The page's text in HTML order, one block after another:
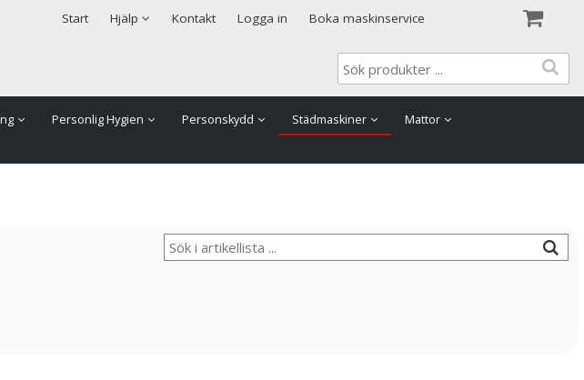
Start Hjälp
Säkerhet & Cookies Kontakt Logga in Boka maskinservice
Personlig Hygien Personskydd Städmaskiner
Mattor